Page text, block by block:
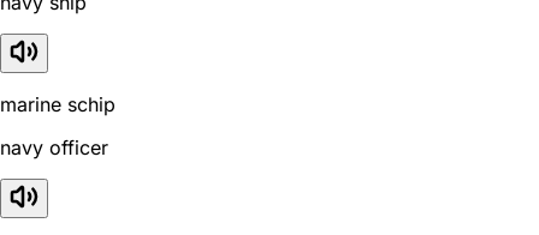
marine schip
navy officer